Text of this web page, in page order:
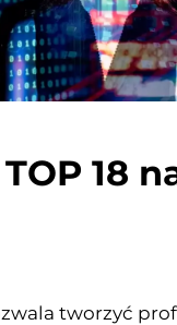
18
tworzyć